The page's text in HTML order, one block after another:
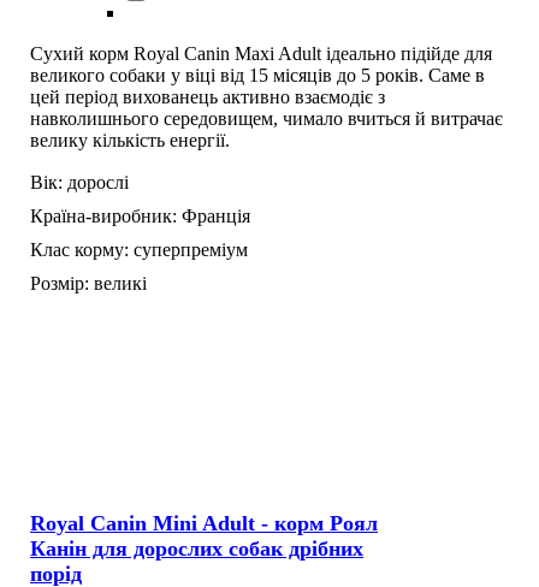
Сухий корм Royal Canin Maxi Adult ідеально підійде для
великого собаки у віці від 15 місяців до 5 років. Саме в
цей період вихованець активно взаємодіє з
навколишнього середовищем, чимало вчиться й витрачає
велику кількість енергії.
Вік: дорослі
Країна-виробник: Франція
Клас корму: суперпреміум
Розмір: великі
Royal Canin Mini Adult - корм Роял
Канін для дорослих собак дрібних
порід